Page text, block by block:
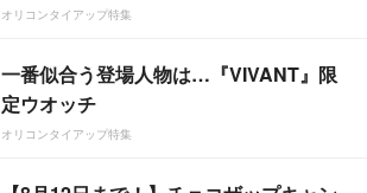
オリコンタイアップ特集
一番似合う登場人物は…『VIVANT』限
定ウオッチ
オリコンタイアップ特集